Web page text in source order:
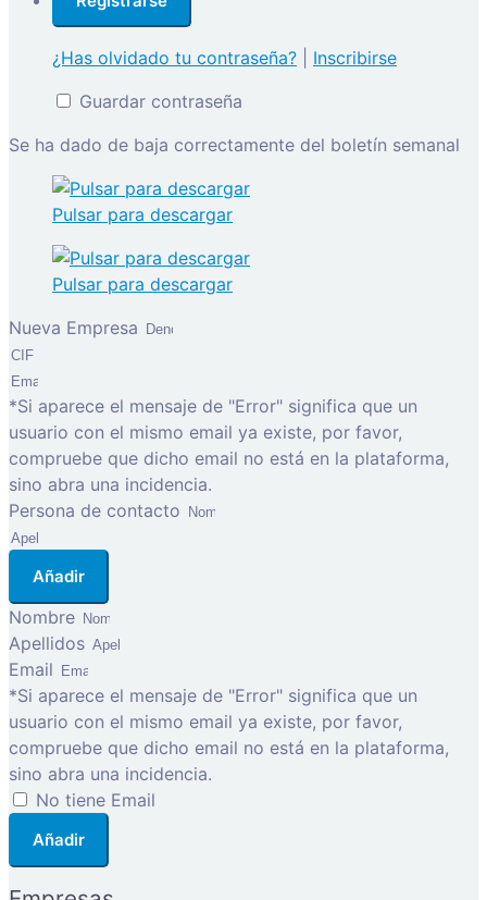
¿Has olvidado tu contraseña?
Inscribirse
Guardar contraseña
Se ha dado de baja correctamente del boletín semanal
Pulsar para descargar
Pulsar para descargar
Nueva Empresa
*Si aparece el mensaje de "Error" significa que un
usuario con el mismo email ya existe, por favor,
compruebe que dicho email no está en la plataforma,
sino abra una incidencia.
Persona de contacto
Añadir
Nombre
Apellidos
Email
*Si aparece el mensaje de "Error" significa que un
usuario con el mismo email ya existe, por favor,
compruebe que dicho email no está en la plataforma,
sino abra una incidencia.
No tiene Email
Añadir